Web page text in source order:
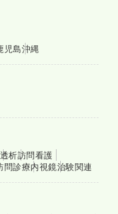
児島沖縄
透析訪問看護
問診療内視鏡治験関連